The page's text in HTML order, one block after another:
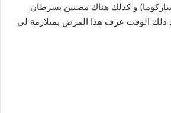
و كذلك هناك مصبين بسرطان
ذلك الوقت عرف هذا المرض بمتلازمة لي